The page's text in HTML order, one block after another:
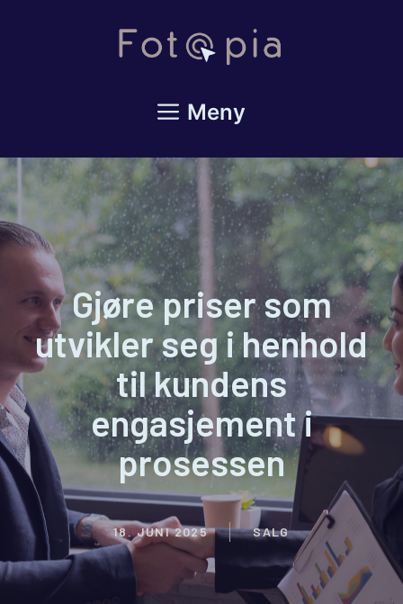
Meny
Gjøre priser som
utvikler seg i henhold
til kundens
engasjement i
prosessen
18. JUNI 2025 SALG